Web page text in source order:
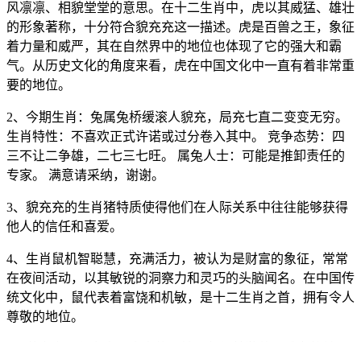
风凛凛、相貌堂堂的意思。在十二生肖中，虎以其威猛、雄壮
的形象著称，十分符合貌充充这一描述。虎是百兽之王，象征
着力量和威严，其在自然界中的地位也体现了它的强大和霸
气。从历史文化的角度来看，虎在中国文化中一直有着非常重
要的地位。
2、今期生肖：兔属兔桥缓滚人貌充，局充七直二变变无穷。
生肖特性：不喜欢正式许诺或过分卷入其中。 竞争态势：四
三不让二争雄，二七三七旺。 属兔人士：可能是推卸责任的
专家。 满意请采纳，谢谢。
3、貌充充的生肖猪特质使得他们在人际关系中往往能够获得
他人的信任和喜爱。
4、生肖鼠机智聪慧，充满活力，被认为是财富的象征，常常
在夜间活动，以其敏锐的洞察力和灵巧的头脑闻名。在中国传
统文化中，鼠代表着富饶和机敏，是十二生肖之首，拥有令人
尊敬的地位。